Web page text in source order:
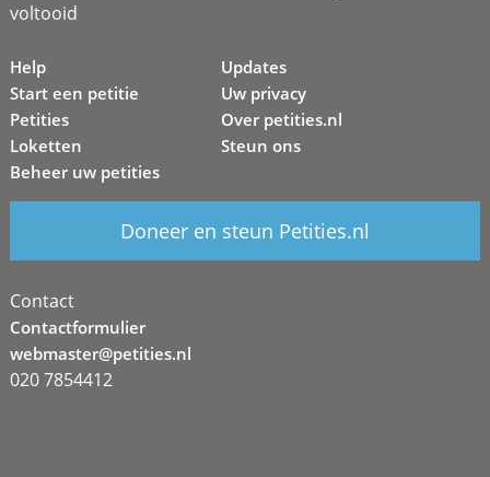
voltooid
Help
Start een petitie
Petities
Loketten
Beheer uw petities
Updates
Uw privacy
Over petities.nl
Steun ons
Doneer en steun Petities.nl
Contact
Contactformulier
webmaster@petities.nl
020 7854412